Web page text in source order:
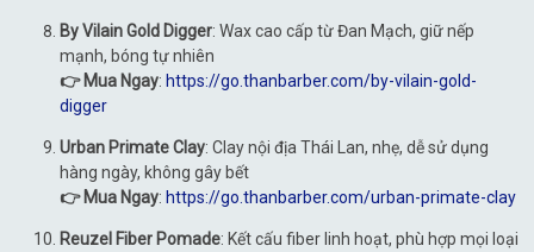
By Vilain Gold Digger: Wax cao cấp từ Đan Mạch, giữ nếp
mạnh, bóng tự nhiên
👉 Mua Ngay: https://go.thanbarber.com/by-vilain-gold-
digger
Urban Primate Clay: Clay nội địa Thái Lan, nhẹ, dễ sử dụng
hàng ngày, không gây bết
👉 Mua Ngay: https://go.thanbarber.com/urban-primate-clay
Reuzel Fiber Pomade: Kết cấu fiber linh hoạt, phù hợp mọi loại